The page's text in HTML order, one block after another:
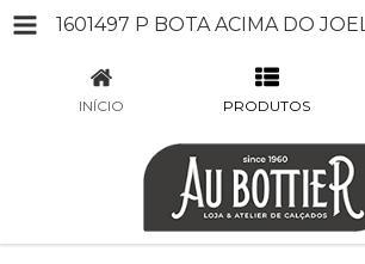
INÍCIO PRODUTOS